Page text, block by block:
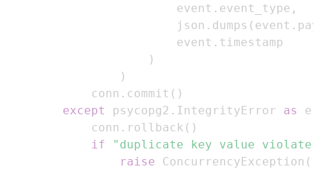
                        event
. event_type ,
                        json
. dumps ( event .
                        event
.
)
)
            conn
. commit ( )
except
psycopg2 . IntegrityError as e
            conn
. rollback ( )
if
"duplicate key value
raise ConcurrencyException (